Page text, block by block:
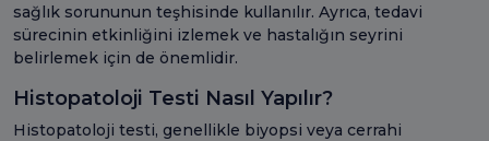
sağlık sorununun teşhisinde kullanılır. Ayrıca, tedavi
sürecinin etkinliğini izlemek ve hastalığın seyrini
belirlemek için de önemlidir.
Histopatoloji Testi Nasıl Yapılır?
Histopatoloji testi, genellikle biyopsi veya cerrahi